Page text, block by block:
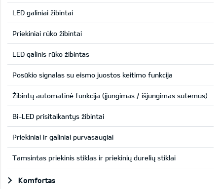
LED galiniai žibintai
Priekiniai rūko žibintai
LED galinis rūko žibintas
Posūkio signalas su eismo juostos keitimo funkcija
Žibintų automatinė funkcija (įjungimas / išjungimas sutemus)
Bi-LED prisitaikantys žibintai
Priekiniai ir galiniai purvasaugiai
Tamsintas priekinis stiklas ir priekinių durelių stiklai
Komfortas